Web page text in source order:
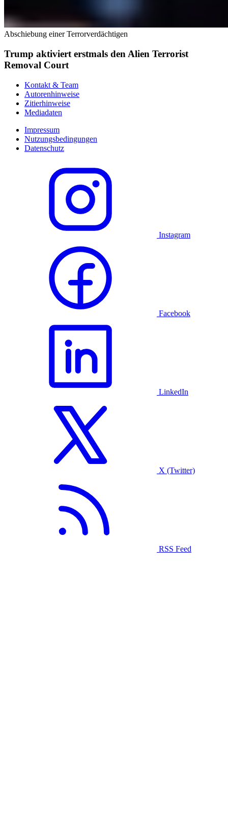
Abschiebung einer Terrorverdächtigen
Trump aktiviert erstmals den Alien Terrorist
Removal Court
Kontakt & Team
Autorenhinweise
Zitierhinweise
Mediadaten
Impressum
Nutzungsbedingungen
Datenschutz
Instagram
Facebook
LinkedIn
X (Twitter)
RSS Feed